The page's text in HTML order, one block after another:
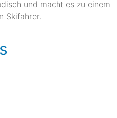
und macht es zu einem
Skifahrer.